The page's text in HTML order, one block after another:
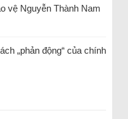
vệ Nguyễn Thành Nam
„phản động“ của chính